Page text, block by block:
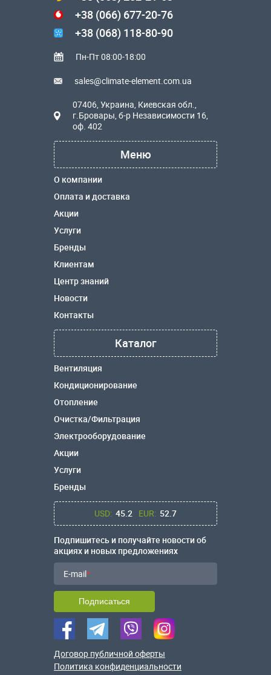
+38 (066) 677-20-76
+38 (068) 118-80-90
Пн-Пт 08:00-18:00
sales@climate-element.com.ua
07406, Украина, Киевская обл.,
г.Бровары, б-р Независимости 16,
оф. 402
Меню
О компании
Оплата и доставка
Акции
Услуги
Бренды
Клиентам
Центр знаний
Новости
Контакты
Каталог
Вентиляция
Кондиционирование
Отопление
Очистка/Фильтрация
Электрооборудование
Акции
Услуги
Бренды
USD: 45.2 EUR: 52.7
Подпишитесь и получайте новости об
акциях и новых предложениях
E-mail
Подписаться
Договор публичной оферты
Политика конфиденциальности